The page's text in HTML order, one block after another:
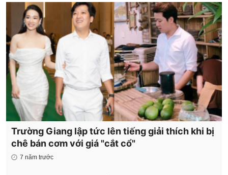
Trường Giang lập tức lên tiếng giải thích khi bị
chê bán cơm với giá "cắt cổ"
7 năm trước